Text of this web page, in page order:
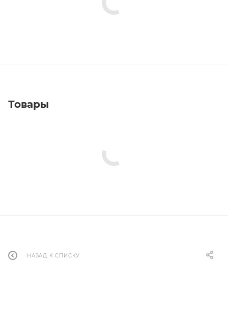
Товары
НАЗАД К СПИСКУ